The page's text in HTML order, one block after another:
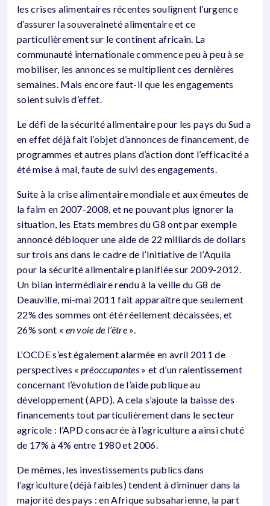
les crises alimentaires récentes soulignent l’urgence
d’assurer la souveraineté alimentaire et ce
particulièrement sur le continent africain. La
communauté internationale commence peu à peu à se
mobiliser, les annonces se multiplient ces dernières
semaines. Mais encore faut-il que les engagements
soient suivis d’effet.
Le défi de la sécurité alimentaire pour les pays du Sud a
en effet déjà fait l’objet d’annonces de financement, de
programmes et autres plans d’action dont l’efficacité a
été mise à mal, faute de suivi des engagements.
Suite à la crise alimentaire mondiale et aux émeutes de
la faim en 2007-2008, et ne pouvant plus ignorer la
situation, les Etats membres du G8 ont par exemple
annoncé débloquer une aide de 22 milliards de dollars
sur trois ans dans le cadre de l’Initiative de l’Aquila
pour la sécurité alimentaire planifiée sur 2009-2012.
Un bilan intermédiaire rendu à la veille du G8 de
Deauville, mi-mai 2011 fait apparaître que seulement
22% des sommes ont été réellement décaissées, et
26% sont « en voie de l’être».
L’OCDE s’est également alarmée en avril 2011 de
perspectives « préoccupantes» et d’un ralentissement
concernant l’évolution de l’aide publique au
développement (APD). A cela s’ajoute la baisse des
financements tout particulièrement dans le secteur
agricole : l’APD consacrée à l’agriculture a ainsi chuté
de 17% à 4% entre 1980 et 2006.
De mêmes, les investissements publics dans
l’agriculture (déjà faibles) tendent à diminuer dans la
majorité des pays : en Afrique subsaharienne, la part